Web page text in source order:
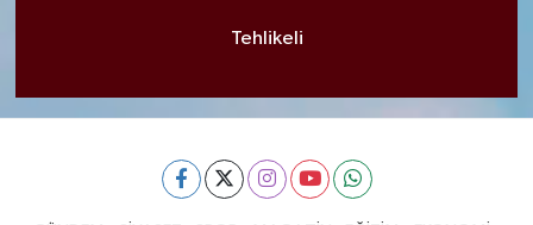
Tehlikeli